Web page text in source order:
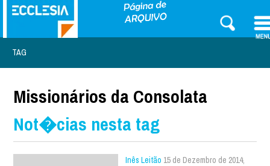
TAG
Missionários da Consolata
Not�cias nesta tag
Inês Leitão 15 de Dezembro de 2014,